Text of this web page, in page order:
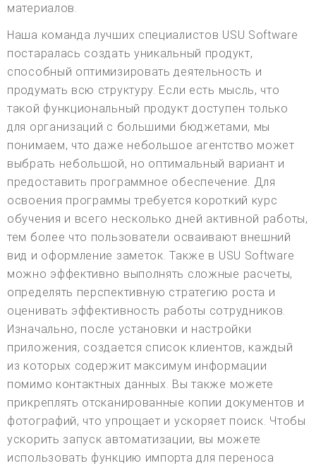
материалов.
Наша команда лучших специалистов USU Software
постаралась создать уникальный продукт,
способный оптимизировать деятельность и
продумать всю структуру. Если есть мысль, что
такой функциональный продукт доступен только
для организаций с большими бюджетами, мы
понимаем, что даже небольшое агентство может
выбрать небольшой, но оптимальный вариант и
предоставить программное обеспечение. Для
освоения программы требуется короткий курс
обучения и всего несколько дней активной работы,
тем более что пользователи осваивают внешний
вид и оформление заметок. Также в USU Software
можно эффективно выполнять сложные расчеты,
определять перспективную стратегию роста и
оценивать эффективность работы сотрудников.
Изначально, после установки и настройки
приложения, создается список клиентов, каждый
из которых содержит максимум информации
помимо контактных данных. Вы также можете
прикреплять отсканированные копии документов и
фотографий, что упрощает и ускоряет поиск. Чтобы
ускорить запуск автоматизации, вы можете
использовать функцию импорта для переноса